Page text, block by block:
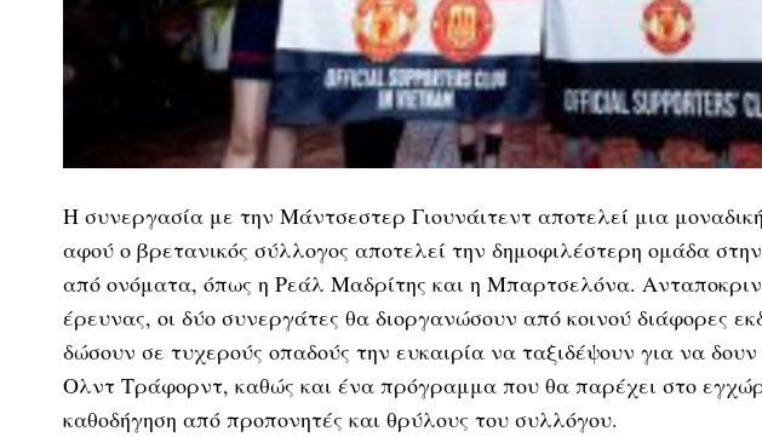
Η συνεργασία με την Μάντσεστερ Γιουνάιτεντ αποτελεί μια
αφού ο βρετανικός σύλλογος αποτελεί την δημοφιλέστερη ομάδα
από ονόματα, όπως η Ρεάλ Μαδρίτης και η Μπαρτσελόνα.
έρευνας, οι δύο συνεργάτες θα διοργανώσουν από κοινού διάφορες
δώσουν σε τυχερούς οπαδούς την ευκαιρία να ταξιδέψουν για να
Ολντ Τράφορντ, καθώς και ένα πρόγραμμα που θα παρέχει στο
καθοδήγηση από προπονητές και θρύλους του συλλόγου.